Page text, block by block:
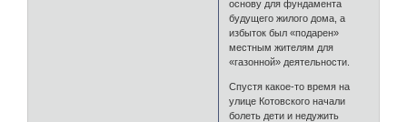
основу для фундамента
будущего жилого дома, а
избыток был «подарен»
местным жителям для
«газонной» деятельности.
Спустя какое-то время на
улице Котовского начали
болеть дети и недужить